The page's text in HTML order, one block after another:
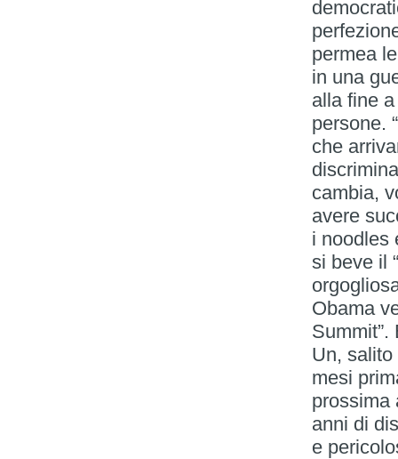
permea
in una
alla fine
persone.
che
cambia,
avere
i noodles
si beve il
Obama
Un,
mesi
prossima
anni di
e